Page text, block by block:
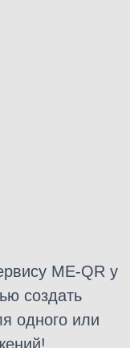
ME-QR у
создать
одного или